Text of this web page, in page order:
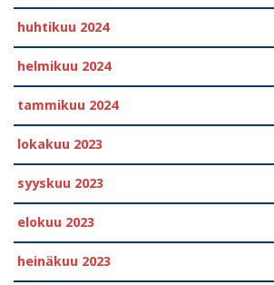
huhtikuu 2024
helmikuu 2024
tammikuu 2024
lokakuu 2023
syyskuu 2023
elokuu 2023
heinäkuu 2023